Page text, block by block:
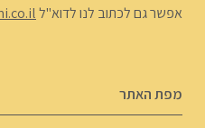
אפשר גם לכתוב לנו לדוא"ל
מפת האתר